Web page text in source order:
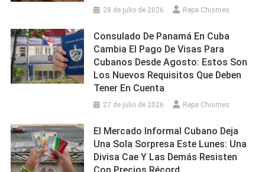
28 de julio de 2026 Repa Chismes
Consulado De Panamá En Cuba
Cambia El Pago De Visas Para
Cubanos Desde Agosto: Estos Son
Los Nuevos Requisitos Que Deben
Tener En Cuenta
27 de julio de 2026 Repa Chismes
El Mercado Informal Cubano Deja
Una Sola Sorpresa Este Lunes: Una
Divisa Cae Y Las Demás Resisten